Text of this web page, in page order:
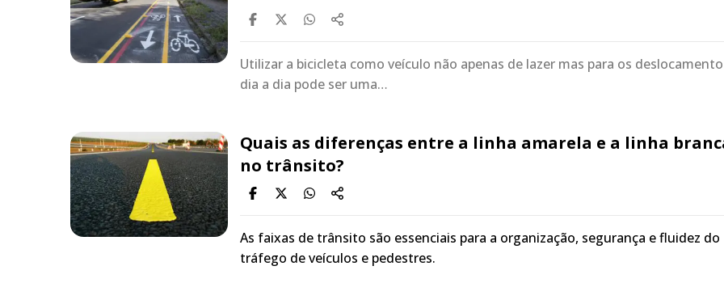
Utilizar a bicicleta como veículo não apenas de lazer mas para os
dia a dia pode ser uma…
Quais as diferenças entre a linha amarela e a linha
no trânsito?
As faixas de trânsito são essenciais para a organização, segurança e fluidez do
tráfego de veículos e pedestres.